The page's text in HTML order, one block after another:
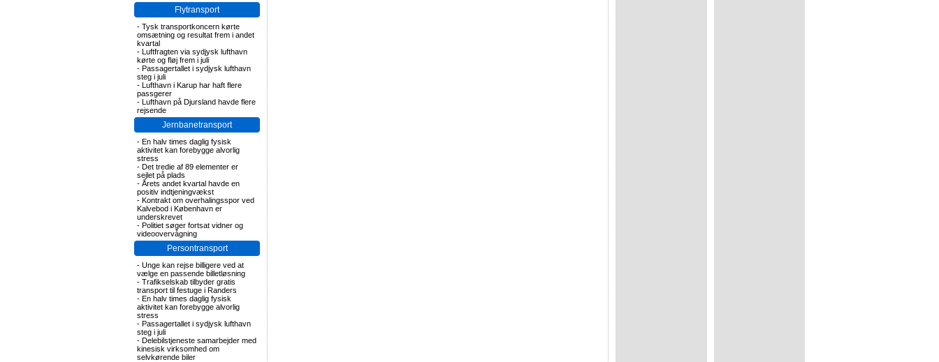
Flytransport
- Tysk transportkoncern kørte
omsætning og resultat frem i andet
kvartal
- Luftfragten via sydjysk lufthavn
kørte og fløj frem i juli
- Passagertallet i sydjysk lufthavn
steg i juli
- Lufthavn i Karup har haft flere
passgerer
- Lufthavn på Djursland havde flere
rejsende
Jernbanetransport
- En halv times daglig fysisk
aktivitet kan forebygge alvorlig
stress
- Det tredie af 89 elementer er
sejlet på plads
- Årets andet kvartal havde en
positiv indtjeningvækst
- Kontrakt om overhalingsspor ved
Kalvebod i København er
underskrevet
- Politiet søger fortsat vidner og
videoovervågning
Persontransport
- Unge kan rejse billigere ved at
vælge en passende billetløsning
- Trafikselskab tilbyder gratis
transport til festuge i Randers
- En halv times daglig fysisk
aktivitet kan forebygge alvorlig
stress
- Passagertallet i sydjysk lufthavn
steg i juli
- Delebilstjeneste samarbejder med
kinesisk virksomhed om
selvkørende biler